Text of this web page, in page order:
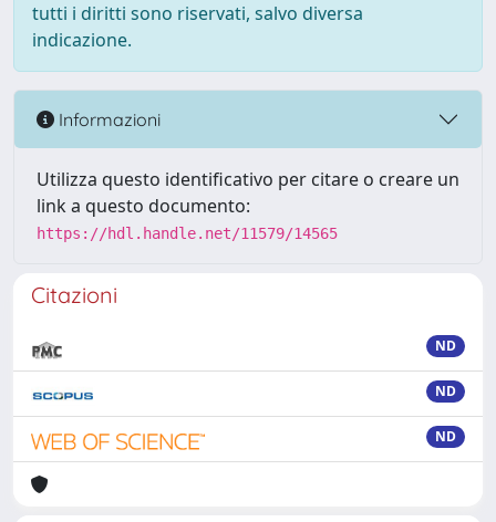
tutti i diritti sono riservati, salvo diversa
indicazione.
Informazioni
Utilizza questo identificativo per citare o creare un
link a questo documento:
https://hdl.handle.net/11579/14565
Citazioni
ND
ND
ND